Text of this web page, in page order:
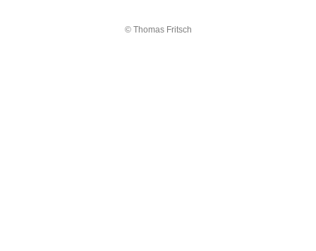
© Thomas Fritsch